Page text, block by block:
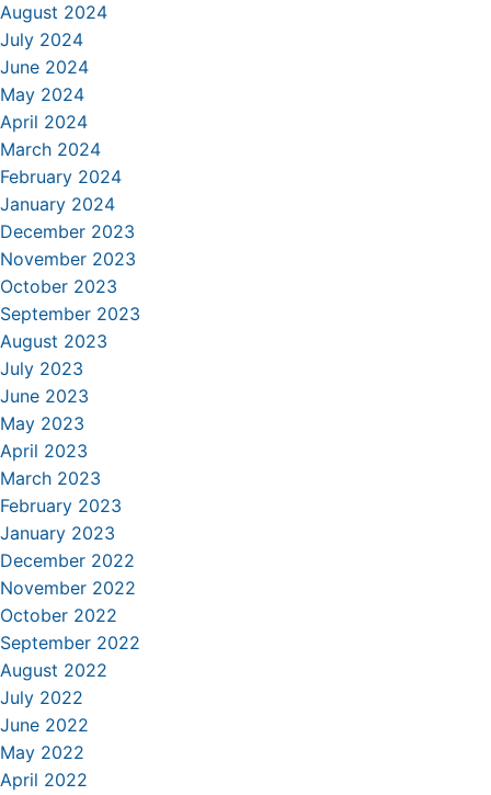
August 2024
July 2024
June 2024
May 2024
April 2024
March 2024
February 2024
January 2024
December 2023
November 2023
October 2023
September 2023
August 2023
July 2023
June 2023
May 2023
April 2023
March 2023
February 2023
January 2023
December 2022
November 2022
October 2022
September 2022
August 2022
July 2022
June 2022
May 2022
April 2022